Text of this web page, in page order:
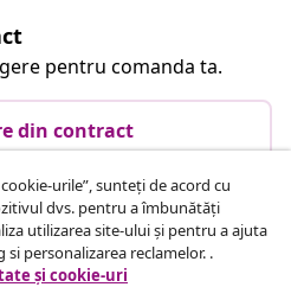
pentru comanda ta.
din contract
urile”, sunteți de acord cu
dvs. pentru a îmbunătăți
utilizarea site-ului și pentru a ajuta
personalizarea reclamelor. .
și cookie-uri